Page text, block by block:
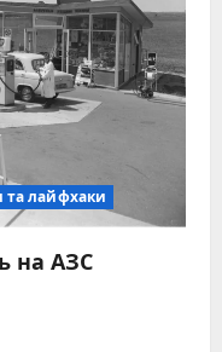
та лайфхаки
на АЗС